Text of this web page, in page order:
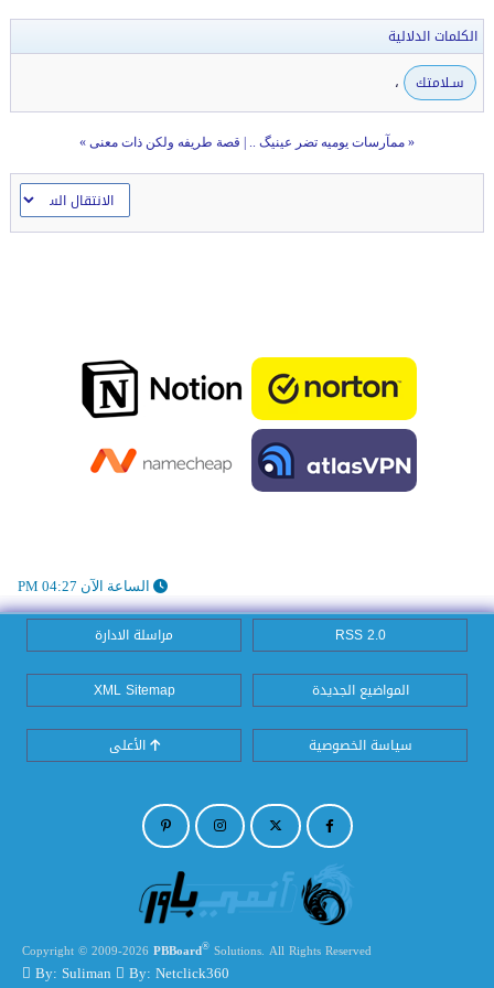
الكلمات الدلالية
سـلامتك
،
« ممآرسات يوميه تضر عينيگ .. قصة طريفه ولكن ذات معنى »
الساعة الآن 04:27 PM
RSS 2.0 مراسلة الادارة
المواضيع الجديدة XML Sitemap
سياسة الخصوصية الأعلى
Copyright © 2009-2026 PBBoard® Solutions. All Rights Reserved
By: Suliman By: Netclick360